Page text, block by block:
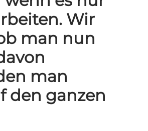
Wir
man nun
man
den ganzen